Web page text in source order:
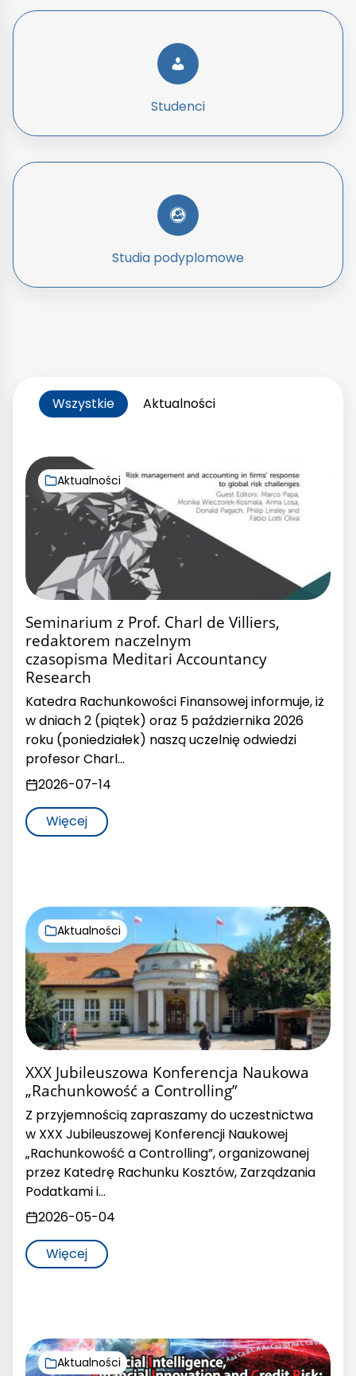
Studenci
Studia podyplomowe
Wszystkie Aktualności
Seminarium z Prof. Charl de Villiers,
redaktorem naczelnym
czasopisma Meditari Accountancy
Research
Katedra Rachunkowości Finansowej informuje, iż
w dniach 2 (piątek) oraz 5 października 2026
roku (poniedziałek) naszą uczelnię odwiedzi
profesor Charl…
2026-07-14
Aktualności
Więcej
XXX Jubileuszowa Konferencja Naukowa
„Rachunkowość a Controlling”
Z przyjemnością zapraszamy do uczestnictwa
w XXX Jubileuszowej Konferencji Naukowej
„Rachunkowość a Controlling”, organizowanej
przez Katedrę Rachunku Kosztów, Zarządzania
Podatkami i…
2026-05-04
Aktualności
Więcej
Aktualności